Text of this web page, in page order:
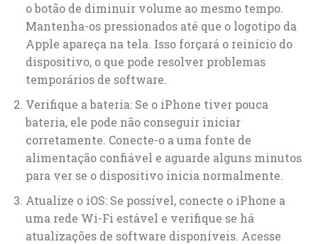
o botão de diminuir volume ao mesmo tempo.
Mantenha-os pressionados até que o logotipo da
Apple apareça na tela. Isso forçará o reinício do
dispositivo, o que pode resolver problemas
temporários de software.
Verifique a bateria: Se o iPhone tiver pouca
bateria, ele pode não conseguir iniciar
corretamente. Conecte-o a uma fonte de
alimentação confiável e aguarde alguns minutos
para ver se o dispositivo inicia normalmente.
Atualize o iOS: Se possível, conecte o iPhone a
uma rede Wi-Fi estável e verifique se há
atualizações de software disponíveis. Acesse